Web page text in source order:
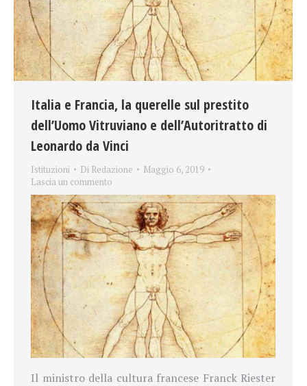
Italia e Francia, la querelle sul prestito
dell’Uomo Vitruviano e dell’Autoritratto di
Leonardo da Vinci
Istituzioni Di Redazione
Maggio 6, 2019
Lascia un commento
Il ministro della cultura francese Franck Riester